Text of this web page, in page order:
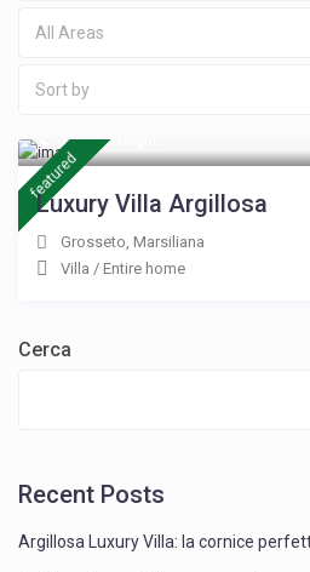
All Areas
Sort by
€ 1.500
featured
Luxury Villa Argillosa
Grosseto, Marsiliana
Villa / Entire home
Cerca
Recent Posts
Argillosa Luxury Villa: la cornice